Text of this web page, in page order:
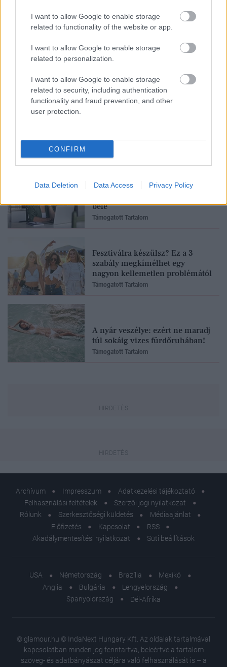
I want to allow Google to enable storage
related to functionality of the website or app.
I want to allow Google to enable storage
related to personalization.
I want to allow Google to enable storage
related to security, including authentication
functionality and fraud prevention, and other
user protection.
CONFIRM
Data Deletion Data Access Privacy Policy
Feliratkozom
fel az intim egyensúlyt
A leggyakoribb egészségügyi
bele
Támogatott Tartalom
Fesztiválra készülsz? Ez a 3
szabály megkímélhet egy
nagyon kellemetlen problémától
Támogatott Tartalom
A nyár veszélye: ezért ne maradj
túl sokáig vizes fürdőruhában!
Támogatott Tartalom
Archívum Impresszum
Adatkezelési tájékoztató
Felhasználási feltételek
Szerzői jogi nyilatkozat
Rólunk
Szerkesztőségi küldetés
Médiaajánlat
Előfizetés
Kapcsolat
RSS
Akadálymentesítési nyilatkozat
Süti beállítások
USA Németország Brazília
Mexikó
Anglia
Bulgária
Lengyelország
Spanyolország
Dél-Afrika
© glamour.hu © IndaNext Hungary Kft. Az oldalak tartalmával
kapcsolatban minden jog fenntartva, beleértve a tartalom
szöveg- és adatbányászat céljára való felhasználását is – a